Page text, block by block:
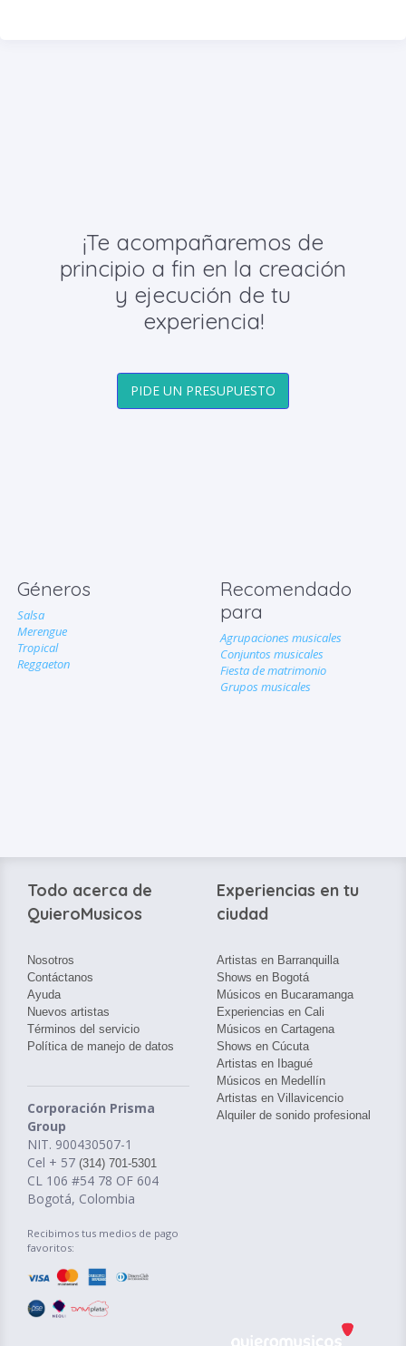
¡Te acompañaremos de
principio a fin en la creación
y ejecución de tu
experiencia!
PIDE UN PRESUPUESTO
Géneros
Salsa
Merengue
Tropical
Reggaeton
Recomendado
para
Agrupaciones musicales
Conjuntos musicales
Fiesta de matrimonio
Grupos musicales
Todo acerca de
QuieroMusicos
Nosotros
Contáctanos
Ayuda
Nuevos artistas
Términos del servicio
Política de manejo de datos
Corporación Prisma
Group
NIT. 900430507-1
Cel + 57 (314) 701-5301
CL 106 #54 78 OF 604
Bogotá, Colombia
Recibimos tus medios de pago
favoritos:
Experiencias en tu
ciudad
Artistas en Barranquilla
Shows en Bogotá
Músicos en Bucaramanga
Experiencias en Cali
Músicos en Cartagena
Shows en Cúcuta
Artistas en Ibagué
Músicos en Medellín
Artistas en Villavicencio
Alquiler de sonido profesional